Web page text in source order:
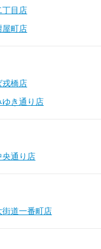
丁目店
屋町店
戎橋店
ゆき通り店
央通り店
街道一番町店